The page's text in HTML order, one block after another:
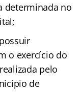
determinada no
o exercício do
pelo
de